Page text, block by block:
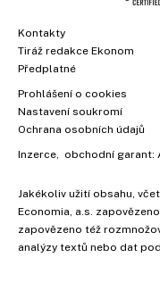
Kontakty
Tiráž redakce Ekonom
Předplatné
Prohlášení o cookies
Nastavení soukromí
Ochrana osobních údajů
Inzerce, obchodní garant:
Jakékoliv užití obsahu,
Economia, a.s.
zapovězeno též
analýzy textů nebo dat